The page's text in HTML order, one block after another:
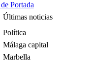
Portada
Últimas noticias
Política
Málaga capital
Marbella